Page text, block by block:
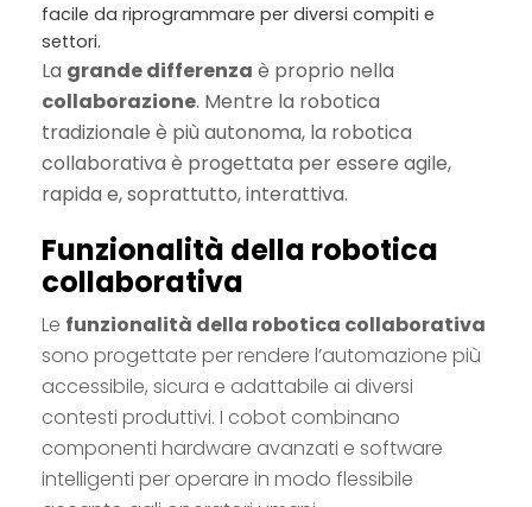
facile da riprogrammare per diversi compiti e
settori.
La grande differenza è proprio nella
collaborazione. Mentre la robotica
tradizionale è più autonoma, la robotica
collaborativa è progettata per essere agile,
rapida e, soprattutto, interattiva.
Funzionalità della robotica
collaborativa
Le funzionalità della robotica collaborativa
sono progettate per rendere l’automazione più
accessibile, sicura e adattabile ai diversi
contesti produttivi. I cobot combinano
componenti hardware avanzati e software
intelligenti per operare in modo flessibile